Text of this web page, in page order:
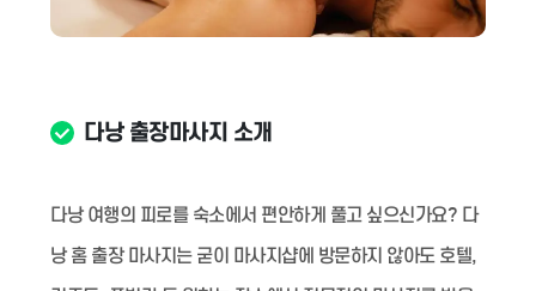
다낭 출장마사지 소개
다낭 여행의 피로를 숙소에서 편안하게 풀고 싶으신가요? 다
낭 홈 출장 마사지는 굳이 마사지샵에 방문하지 않아도 호텔,